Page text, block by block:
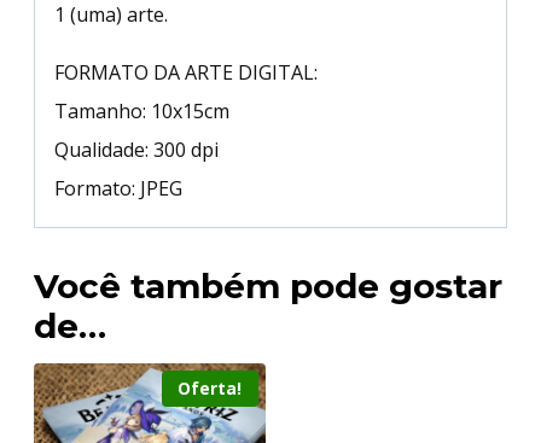
1 (uma) arte.
FORMATO DA ARTE DIGITAL:
Tamanho: 10x15cm
Qualidade: 300 dpi
Formato: JPEG
Você também pode gostar
de…
Oferta!